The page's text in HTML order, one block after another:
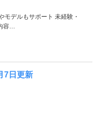
モデルもサポート 未経験・
容…
7日更新